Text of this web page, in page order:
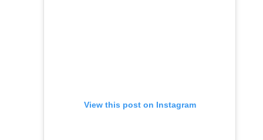
View this post on Instagram